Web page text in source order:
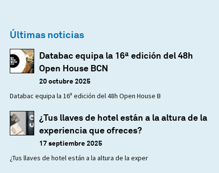
Últimas noticias
Databac equipa la 16ª edición del 48h
Open House BCN
20 octubre 2025
Databac equipa la 16ª edición del 48h Open House B
¿Tus llaves de hotel están a la altura de la
experiencia que ofreces?
17 septiembre 2025
¿Tus llaves de hotel están a la altura de la exper